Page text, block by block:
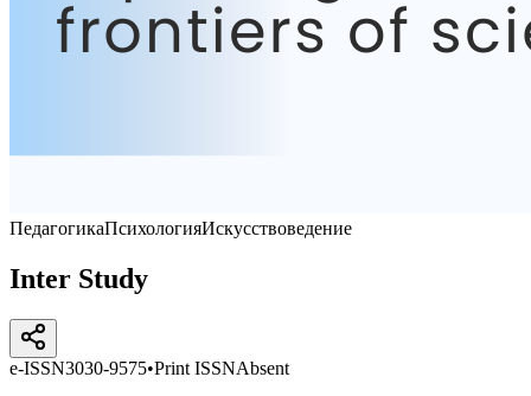
ПедагогикаПсихологияИскусствоведение
Inter Study
e-ISSN3030-9575•Print ISSNAbsent